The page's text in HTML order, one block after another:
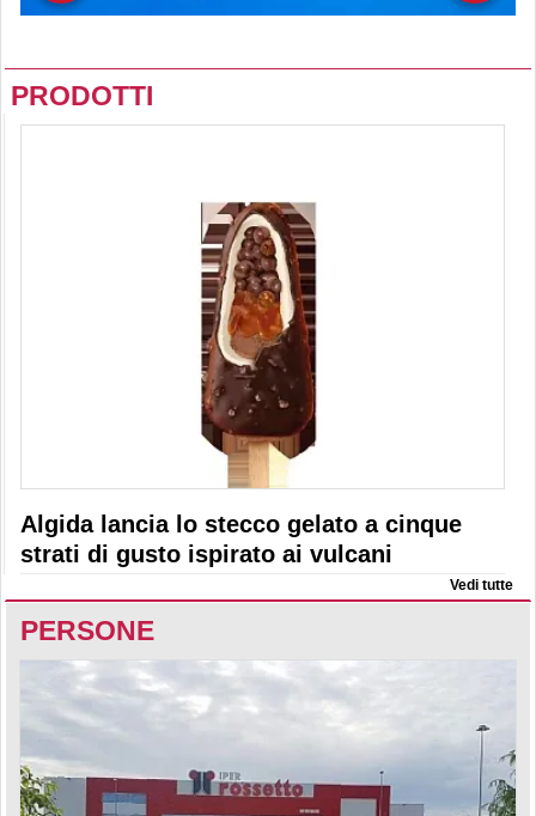
PRODOTTI
Algida lancia lo stecco gelato a cinque
strati di gusto ispirato ai vulcani
Vedi tutte
PERSONE